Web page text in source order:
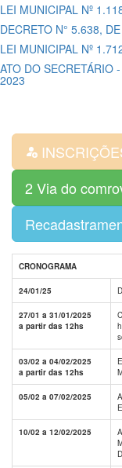
LEI MUNICIPAL Nº
DECRETO N° 5.638,
LEI MUNICIPAL Nº
ATO DO SECRETÁRIO
2023
2 Via do
CRONOGRAMA
24/01/25
27/01 a 31/01/2025
a partir das 12hs
03/02 a 04/02/2025
a partir das 12hs
05/02 a 07/02/2025
10/02 a 12/02/2025